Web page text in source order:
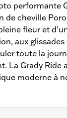
performante
de cheville
fleur et
aux
toute la
La Grady Ride
moderne à